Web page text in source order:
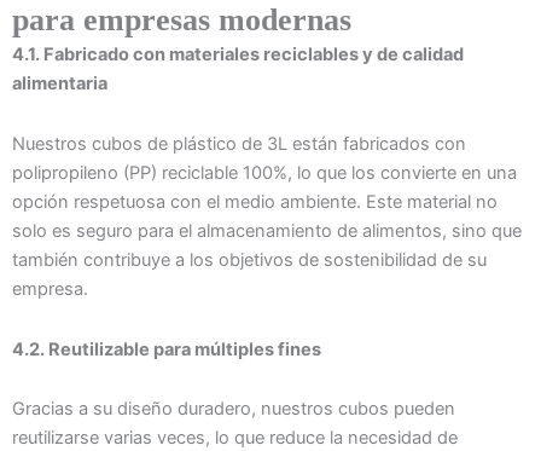
para empresas modernas
4.1. Fabricado con materiales reciclables y de calidad
alimentaria
Nuestros cubos de plástico de 3L están fabricados con
polipropileno (PP) reciclable 100%, lo que los convierte en una
opción respetuosa con el medio ambiente. Este material no
solo es seguro para el almacenamiento de alimentos, sino que
también contribuye a los objetivos de sostenibilidad de su
empresa.
4.2. Reutilizable para múltiples fines
Gracias a su diseño duradero, nuestros cubos pueden
reutilizarse varias veces, lo que reduce la necesidad de